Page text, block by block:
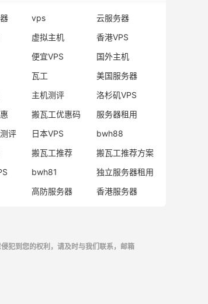
vps
云服务器
虚拟主机
香港VPS
便宜VPS
国外主机
瓦工
美国服务器
主机测评
洛杉矶VPS
搬瓦工优惠码
服务器租用
评
日本VPS
bwh88
搬瓦工推荐
搬瓦工推荐方案
bwh81
独立服务器租用
高防服务器 香港服务器
犯到您的权利，请及时与我们联系，邮箱